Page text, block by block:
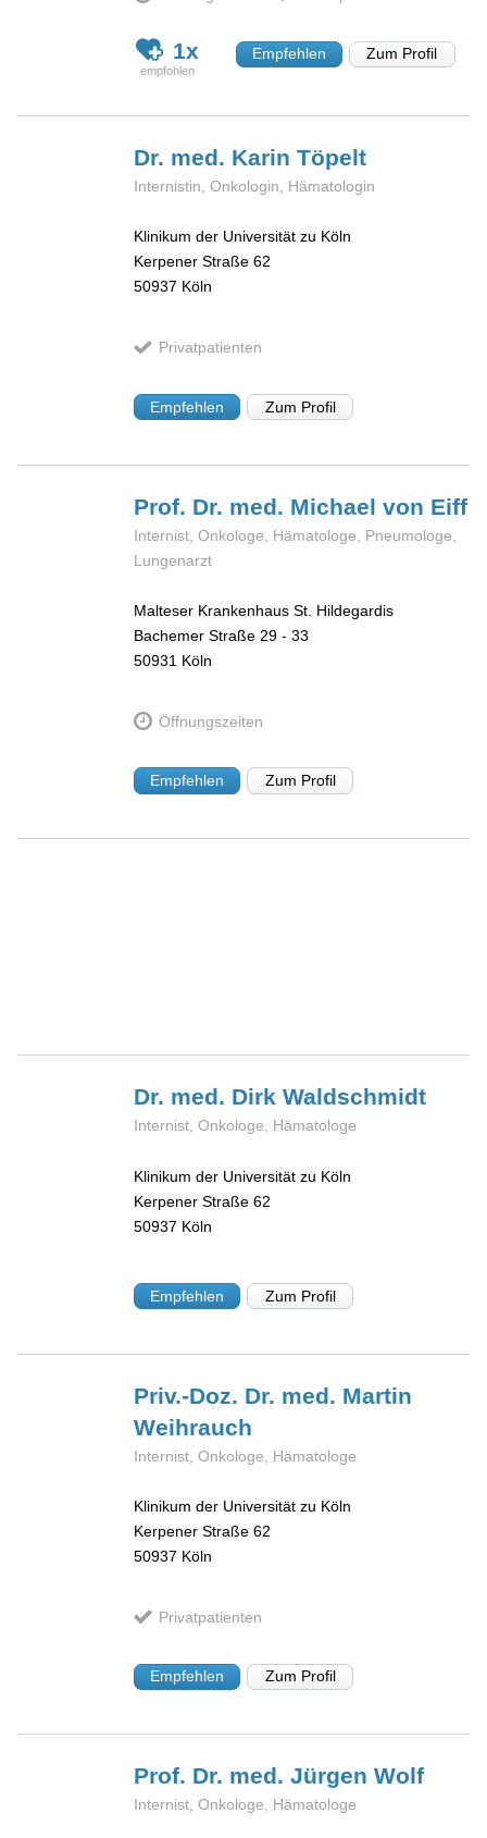
1x Empfehlen Zum Profil
Dr. med. KarinTöpelt
Internistin, Onkologin, Hämatologin
Klinikum der Universität zu Köln
Kerpener Straße 62
50937 Köln
Privatpatienten
Empfehlen Zum Profil
Prof. Dr. med. Michaelvon Eiff
Internist, Onkologe, Hämatologe, Pneumologe,
Lungenarzt
Malteser Krankenhaus St. Hildegardis
Bachemer Straße 29 - 33
50931 Köln
Öffnungszeiten
Empfehlen Zum Profil
Dr. med. DirkWaldschmidt
Internist, Onkologe, Hämatologe
Klinikum der Universität zu Köln
Kerpener Straße 62
50937 Köln
Empfehlen Zum Profil
Priv.-Doz. Dr. med. Martin
Weihrauch
Internist, Onkologe, Hämatologe
Klinikum der Universität zu Köln
Kerpener Straße 62
50937 Köln
Privatpatienten
Empfehlen Zum Profil
Prof. Dr. med. JürgenWolf
Internist, Onkologe, Hämatologe